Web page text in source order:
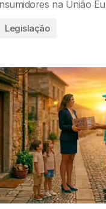
na União
Legislação